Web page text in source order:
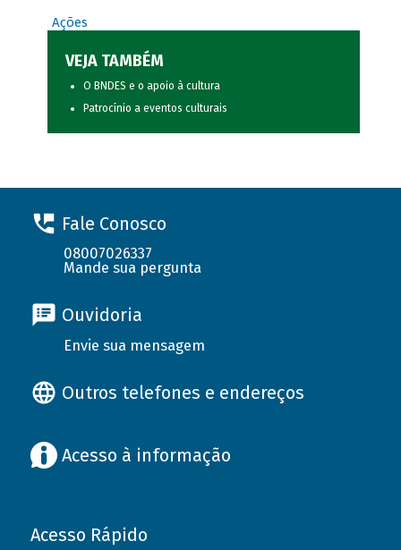
Ações
VEJA TAMBÉM
O BNDES e o apoio à cultura
Patrocínio a eventos culturais
Fale Conosco
08007026337
Mande sua pergunta
Ouvidoria
Envie sua mensagem
Outros telefones e endereços
Acesso à informação
Acesso Rápido